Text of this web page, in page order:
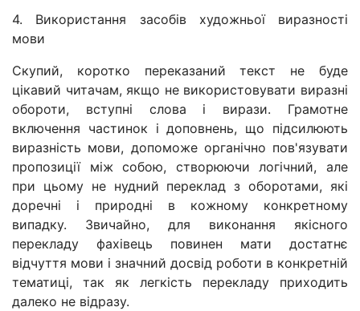
4. Використання засобів художньої виразності
мови
Скупий, коротко переказаний текст не буде
цікавий читачам, якщо не використовувати виразні
обороти, вступні слова і вирази. Грамотне
включення частинок і доповнень, що підсилюють
виразність мови, допоможе органічно пов'язувати
пропозиції між собою, створюючи логічний, але
при цьому не нудний переклад з оборотами, які
доречні і природні в кожному конкретному
випадку. Звичайно, для виконання якісного
перекладу фахівець повинен мати достатнє
відчуття мови і значний досвід роботи в конкретній
тематиці, так як легкість перекладу приходить
далеко не відразу.